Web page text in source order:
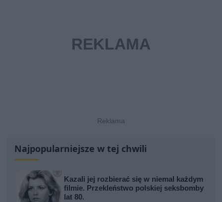
Najpopularniejsze w tej chwili
Kazali jej rozbierać się w niemal każdym
filmie. Przekleństwo polskiej seksbomby
lat 80.